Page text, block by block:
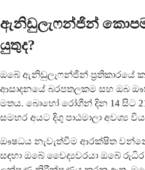
ඇනිඩුලැෆන්ජින්
යුතුද?
ඔබේ ඇනිඩුලැෆන්ජින් ප්‍රතිකාරයේ
ආසාදනයේ බරපතලකම සහ ඔබ
මතය. බොහෝ රෝගීන් දින 14 සිට
සමහර අයට දිගු පාඨමාලා අවශ්‍ය
ඖෂධය නැවැත්වීම ආරක්ෂිත
සඳහා ඔබේ වෛද්‍යවරයා ඔබේ